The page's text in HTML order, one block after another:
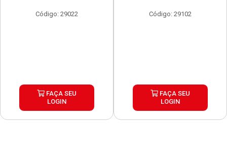
Código: 29022
FAÇA SEU
LOGIN
Código: 29102
FAÇA SEU
LOGIN